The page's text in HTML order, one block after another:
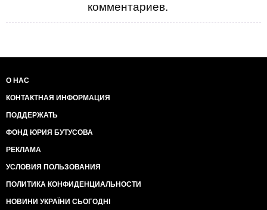
комментариев.
О НАС
КОНТАКТНАЯ ИНФОРМАЦИЯ
ПОДДЕРЖАТЬ
ФОНД ЮРИЯ БУТУСОВА
РЕКЛАМА
УСЛОВИЯ ПОЛЬЗОВАНИЯ
ПОЛИТИКА КОНФИДЕНЦИАЛЬНОСТИ
НОВИНИ УКРАЇНИ СЬОГОДНІ